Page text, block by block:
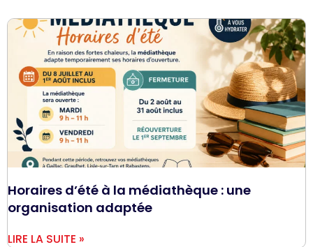
Horaires d’été à la médiathèque : une
organisation adaptée
LIRE LA SUITE »